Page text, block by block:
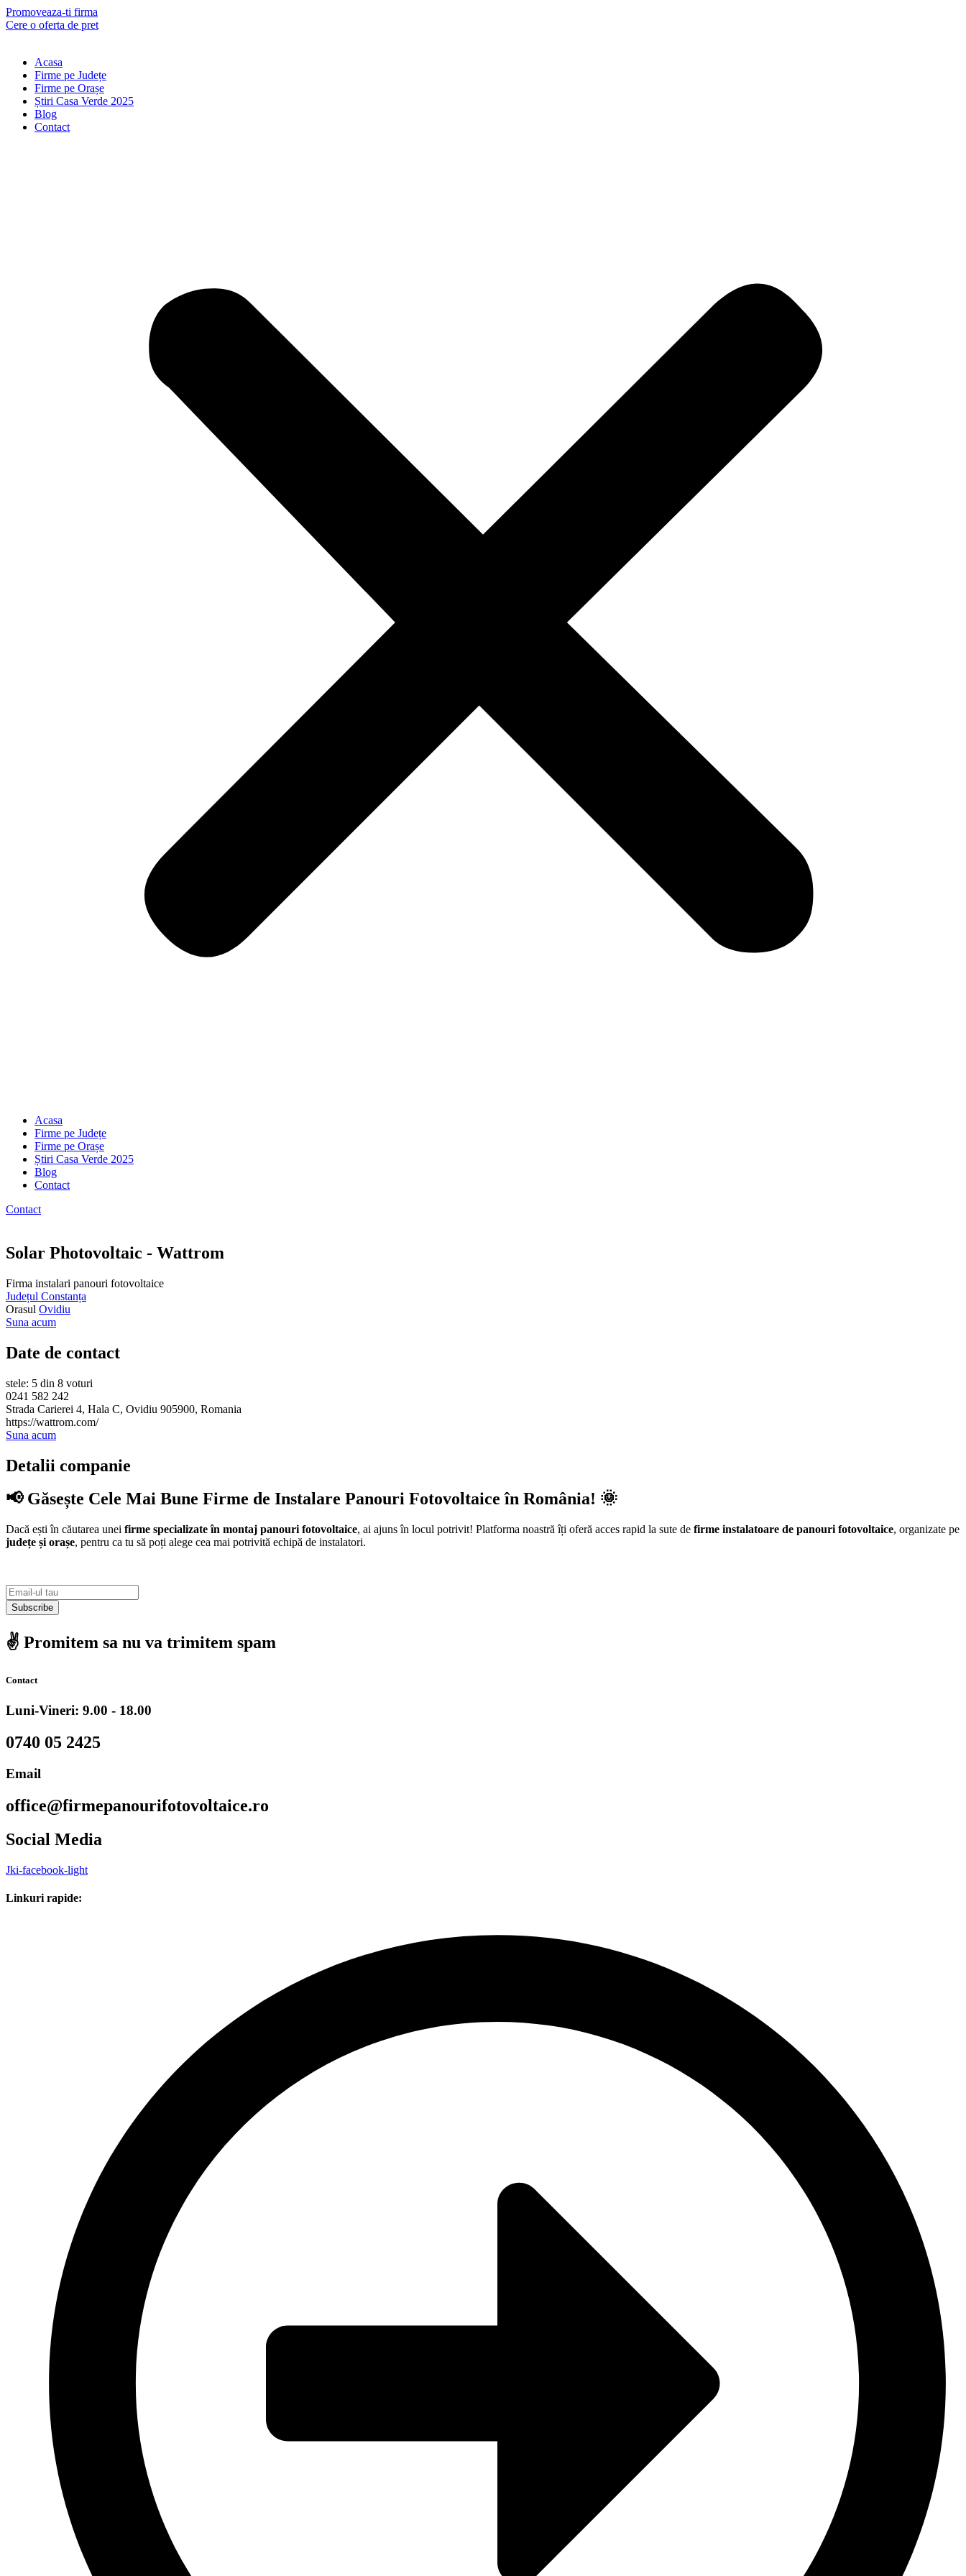
Skip
to
Promoveaza-ti firma
Cere o oferta de pret
Acasa
Firme pe Județe
Firme pe Orașe
Știri Casa Verde 2025
Blog
Contact
Acasa
Firme pe Județe
Firme pe Orașe
Știri Casa Verde 2025
Blog
Contact
Contact
Solar Photovoltaic - Wattrom
Firma instalari panouri fotovoltaice
Județul Constanța
Orasul Ovidiu
Suna acum
Date de contact
stele: 5 din 8 voturi
0241 582 242
Strada Carierei 4, Hala C, Ovidiu 905900, Romania
https://wattrom.com/
Suna acum
Detalii companie
📢 Găsește Cele Mai Bune Firme de Instalare Panouri Fotovoltaice în România! 🌞
Dacă ești în căutarea unei firme specializate în montaj panouri fotovoltaice, ai ajuns în locul potrivit! Platforma noastră îți oferă acces rapid la sute de firme instalatoare de panouri fotovoltaice, organizate pe
județe și orașe, pentru ca tu să poți alege cea mai potrivită echipă de instalatori.
Subscribe
✌️ Promitem sa nu va trimitem spam
Contact
Luni-Vineri: 9.00 - 18.00
0740 05 2425
Email
office@firmepanourifotovoltaice.ro
Social Media
Jki-facebook-light
Linkuri rapide: